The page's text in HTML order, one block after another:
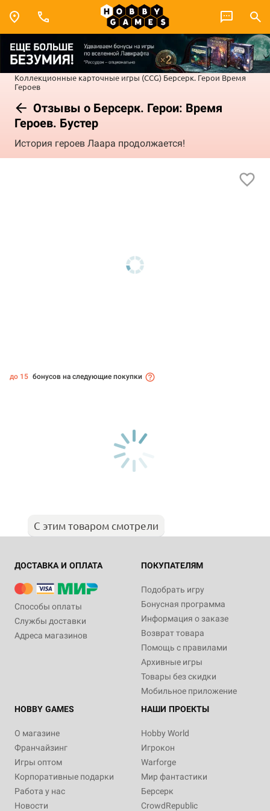
Коллекционные карточные игры (CCG) Берсерк. Герои Время
Героев
Отзывы о Берсерк. Герои: Время
Героев. Бустер
История героев Лаара продолжается!
до 15 бонусов на следующие покупки
С этим товаром смотрели
ДОСТАВКА И ОПЛАТА
Способы оплаты
Службы доставки
Адреса магазинов
ПОКУПАТЕЛЯМ
Подобрать игру
Бонусная программа
Информация о заказе
Возврат товара
Помощь с правилами
Архивные игры
Товары без скидки
Мобильное приложение
HOBBY GAMES
О магазине
Франчайзинг
Игры оптом
Корпоративные подарки
Работа у нас
Новости
НАШИ ПРОЕКТЫ
Hobby World
Игрокон
Warforge
Мир фантастики
Берсерк
CrowdRepublic